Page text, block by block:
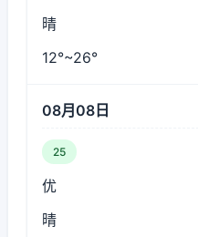
晴
12°~26°
08月08日
25
优
晴